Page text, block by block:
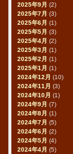
2025年9月 (2)
2025年7月 (3)
2025年6月 (1)
2025年5月 (3)
2025年4月 (2)
2025年3月 (1)
2025年2月 (1)
2025年1月 (1)
2024年12月 (10)
2024年11月 (3)
2024年10月 (1)
2024年9月 (7)
2024年8月 (1)
2024年7月 (5)
2024年6月 (2)
2024年5月 (4)
2024年4月 (5)